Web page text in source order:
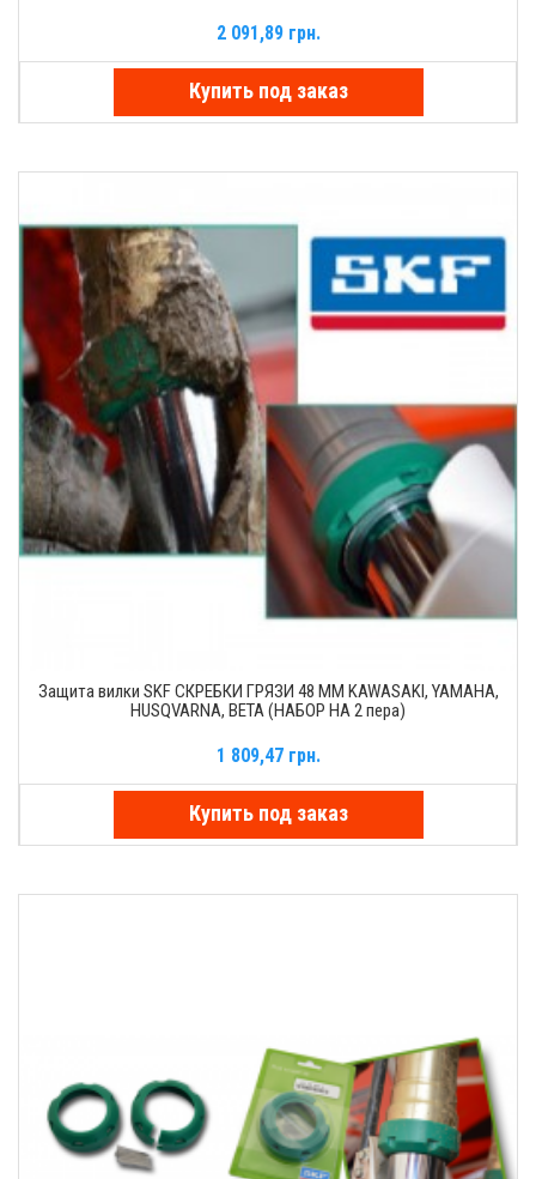
2 091,89 грн.
Купить под заказ
Защита вилки SKF СКРЕБКИ ГРЯЗИ 48 MM KAWASAKI, YAMAHA,
HUSQVARNA, BETA (НАБОР НА 2 пера)
1 809,47 грн.
Купить под заказ